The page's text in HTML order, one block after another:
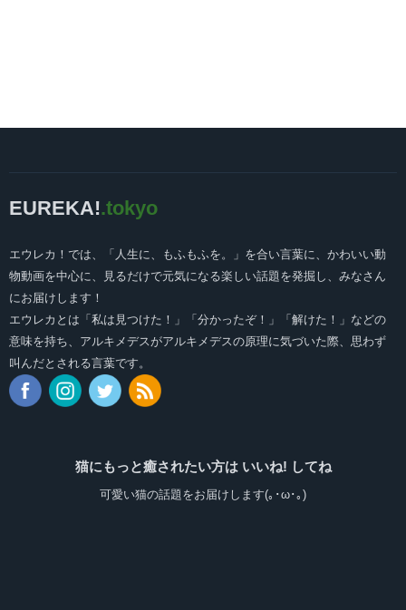
EUREKA!.tokyo
エウレカ！では、「人生に、もふもふを。」を合い言葉に、かわいい動
物動画を中心に、見るだけで元気になる楽しい話題を発掘し、みなさん
にお届けします！
エウレカとは「私は見つけた！」「分かったぞ！」「解けた！」などの
意味を持ち、アルキメデスがアルキメデスの原理に気づいた際、思わず
叫んだとされる言葉です。
猫にもっと癒されたい方は いいね! してね
可愛い猫の話題をお届けします(｡･ω･｡)